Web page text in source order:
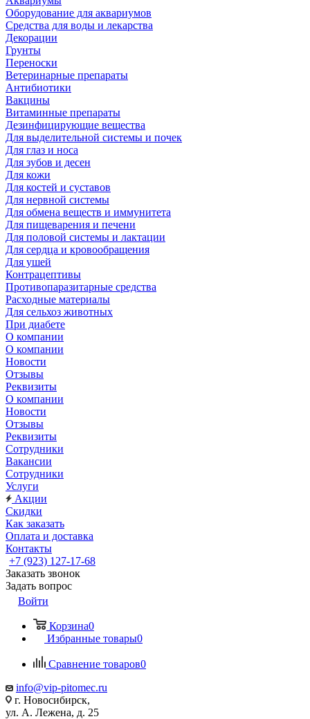
Оборудование для аквариумов
Средства для воды и лекарства
Декорации
Грунты
Переноски
Ветеринарные препараты
Антибиотики
Вакцины
Витаминные препараты
Дезинфицирующие вещества
Для выделительной системы и почек
Для глаз и носа
Для зубов и десен
Для кожи
Для костей и суставов
Для нервной системы
Для обмена веществ и иммунитета
Для пищеварения и печени
Для половой системы и лактации
Для сердца и кровообращения
Для ушей
Контрацептивы
Противопаразитарные средства
Расходные материалы
Для сельхоз животных
При диабете
О компании
О компании
Новости
Отзывы
Реквизиты
О компании
Новости
Отзывы
Реквизиты
Сотрудники
Вакансии
Сотрудники
Услуги
Акции
Скидки
Как заказать
Оплата и доставка
Контакты
+7 (923) 127-17-68
Заказать звонок
Задать вопрос
Войти
Корзина0
Избранные товары0
Сравнение товаров0
info@vip-pitomec.ru
г. Новосибирск,
ул. А. Лежена, д. 25